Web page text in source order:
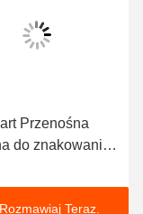
Przenośna
do znakowania
Laser Engraver
Rozmawiaj Teraz.